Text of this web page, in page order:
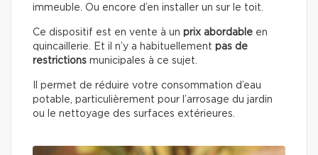
immeuble. Ou encore d’en installer un sur le toit.
Ce dispositif est en vente à un prix abordable en
quincaillerie. Et il n’y a habituellement pas de
restrictions municipales à ce sujet.
Il permet de réduire votre consommation d’eau
potable, particulièrement pour l’arrosage du jardin
ou le nettoyage des surfaces extérieures.